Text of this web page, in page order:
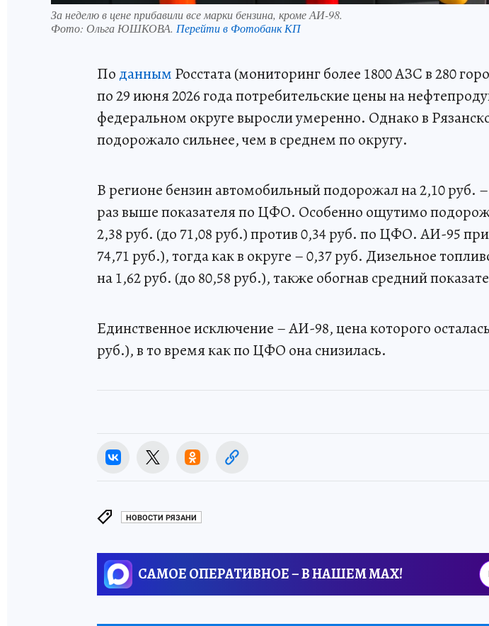
За неделю в цене прибавили все марки бензина, кроме АИ-98.
Фото: Ольга ЮШКОВА. Перейти в Фотобанк КП
По данным Росстата (мониторинг более 1800 АЗС в 280
по 29 июня 2026 года потребительские цены на
федеральном округе выросли умеренно. Однако в
подорожало сильнее, чем в среднем по округу.
В регионе бензин автомобильный подорожал на 2,10 руб. –
раз выше показателя по ЦФО. Особенно ощутимо
2,38 руб. (до 71,08 руб.) против 0,34 руб. по ЦФО. АИ-95
74,71 руб.), тогда как в округе – 0,37 руб. Дизельное
на 1,62 руб. (до 80,58 руб.), также обогнав средний
Единственное исключение – АИ-98, цена которого
руб.), в то время как по ЦФО она снизилась.
НОВОСТИ РЯЗАНИ
САМОЕ ОПЕРАТИВНОЕ – В НАШЕМ MAX!